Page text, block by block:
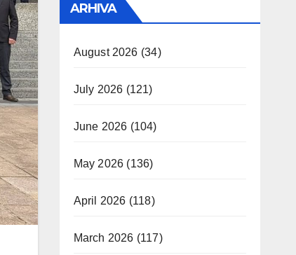
ARHIVA
August 2026 (34)
July 2026 (121)
June 2026 (104)
May 2026 (136)
April 2026 (118)
March 2026 (117)